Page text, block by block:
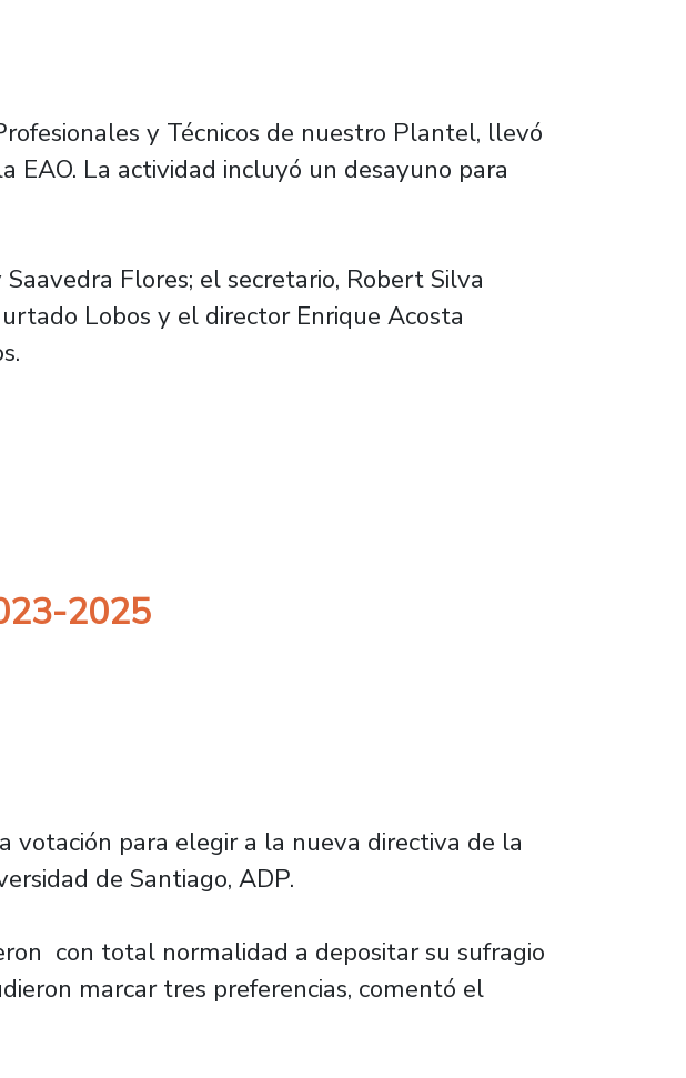
y Técnicos de nuestro Plantel, llevó
EAO. La actividad incluyó un desayuno para
Flores; el secretario, Robert Silva
Lobos y el director Enrique Acosta
y socios en asamblea para cerrar el año laboral
2025
votación para elegir a la nueva directiva de la
de Santiago, ADP.
con total normalidad a depositar su sufragio
marcar tres preferencias, comentó el